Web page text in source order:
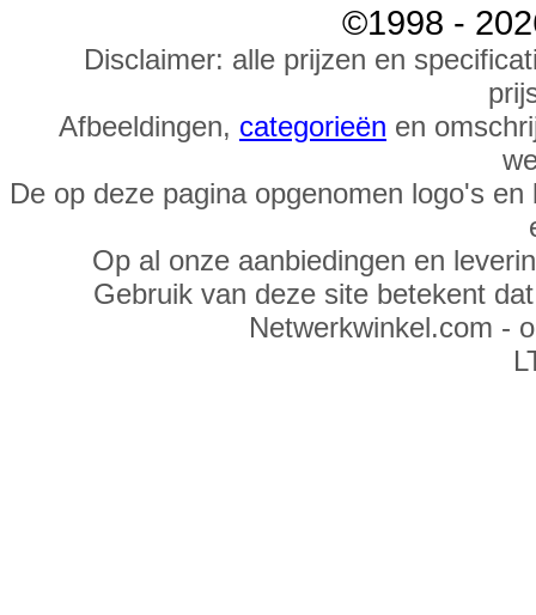
©1998 -
Disclaimer: alle prijzen en
Afbeeldingen, categorieën en
De op deze pagina opgenomen logo's
Op al onze aanbiedingen en
Gebruik van deze site betekent
Netwerkwinkel.com -